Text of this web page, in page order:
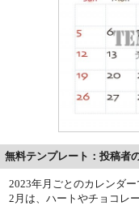
無料テンプレート：投稿者
2023年月ごとのカレンダー
2月は、ハートやチョコレ